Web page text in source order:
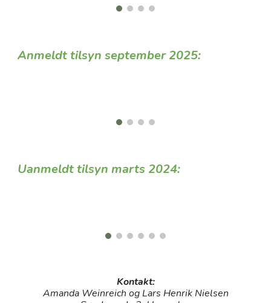
Anmeldt tilsyn september 2025:
Uanmeldt tilsyn marts 2024:
Kontakt:
Amanda Weinreich og Lars Henrik Nielsen